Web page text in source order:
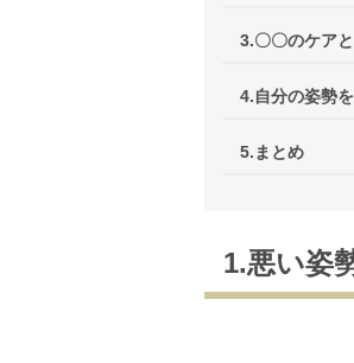
3.〇〇のケア
4.自分の姿勢
5.まとめ
1.悪い姿